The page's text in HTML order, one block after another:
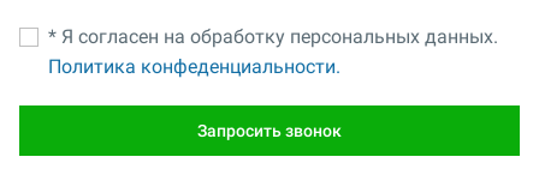
* Я согласен на обработку персональных данных.
Политика конфеденциальности.
Запросить звонок